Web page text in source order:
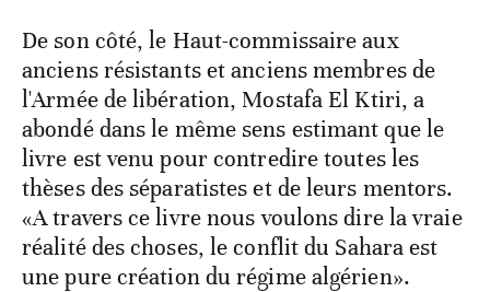
De son côté, le Haut-commissaire aux
anciens résistants et anciens membres de
l'Armée de libération, Mostafa El Ktiri, a
abondé dans le même sens estimant que le
livre est venu pour contredire toutes les
thèses des séparatistes et de leurs mentors.
«A travers ce livre nous voulons dire la vraie
réalité des choses, le conflit du Sahara est
une pure création du régime algérien».